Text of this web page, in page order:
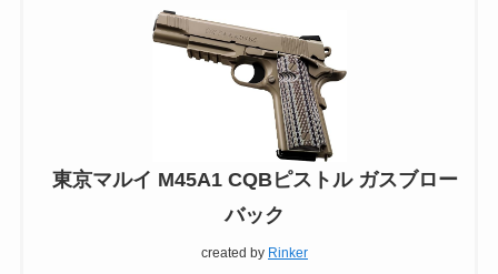
東京マルイ M45A1 CQBピストル ガスブロー
バック
created by Rinker